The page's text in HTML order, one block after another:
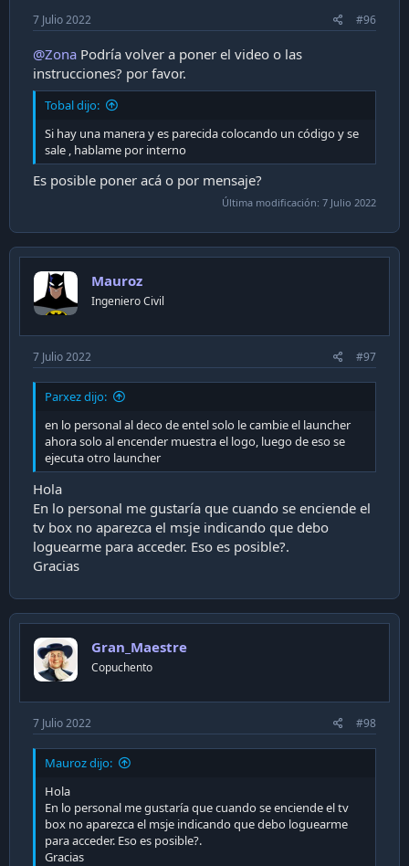
7 Julio 2022 #96
@Zona Podría volver a poner el video o las
instrucciones? por favor.
Tobal dijo:
Si hay una manera y es parecida colocando un código y se
sale , hablame por interno
Es posible poner acá o por mensaje?
Última modificación: 7 Julio 2022
Mauroz
Ingeniero Civil
7 Julio 2022 #97
Parxez dijo:
en lo personal al deco de entel solo le cambie el launcher
ahora solo al encender muestra el logo, luego de eso se
ejecuta otro launcher
Hola
En lo personal me gustaría que cuando se enciende el
tv box no aparezca el msje indicando que debo
loguearme para acceder. Eso es posible?.
Gracias
Gran_Maestre
Copuchento
7 Julio 2022 #98
Mauroz dijo:
Hola
En lo personal me gustaría que cuando se enciende el tv
box no aparezca el msje indicando que debo loguearme
para acceder. Eso es posible?.
Gracias